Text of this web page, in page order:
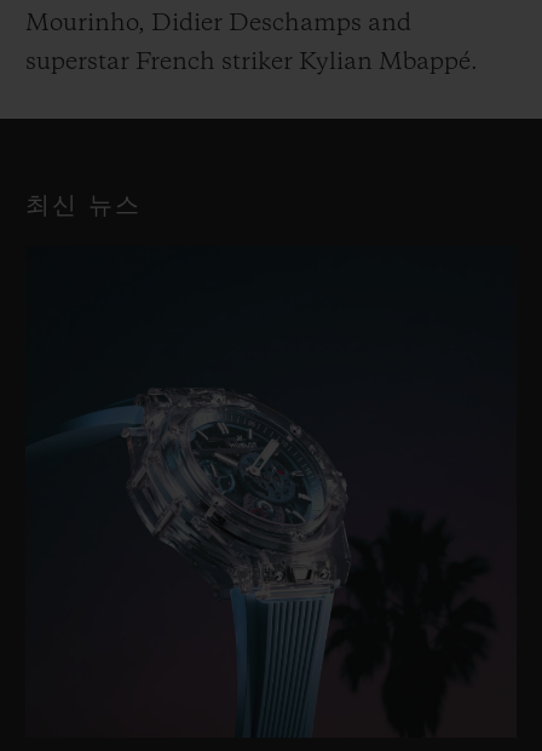
Mourinho, Didier Deschamps and
superstar French striker Kylian Mbappé.
최신 뉴스